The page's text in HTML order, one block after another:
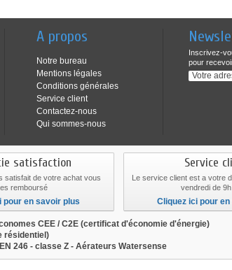
A propos
Notre bureau
Mentions légales
Conditions générales
Service client
Contactez-nous
Qui sommes-nous
Inscrivez-
pour
satisfaction
satisfait de votre achat vous
remboursé
pour en savoir plus
Service
Le service client est a votre
vendredi de
Cliquez ici pour
CEE / C2E (certificat d'économie d'énergie)
résidentiel)
246 - classe Z - Aérateurs Watersense